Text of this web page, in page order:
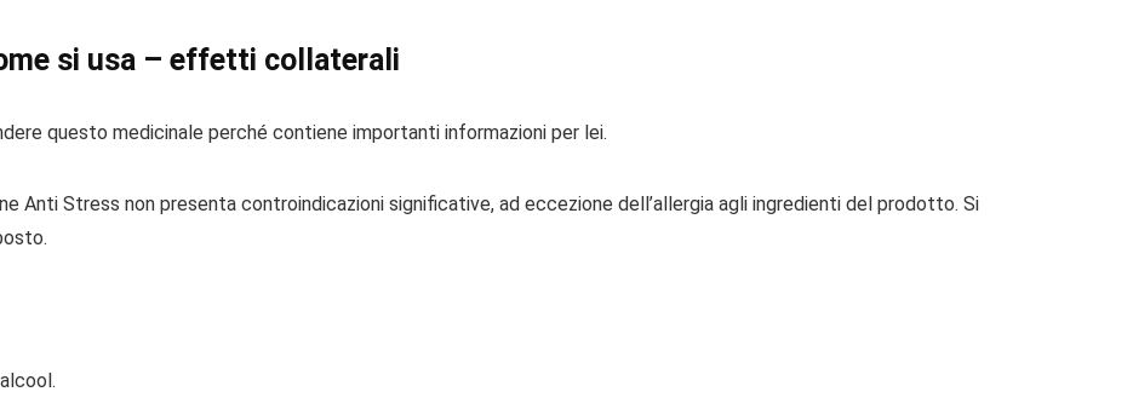
si usa – effetti collaterali
questo medicinale perché contiene importanti informazioni per lei.
Anti Stress non presenta controindicazioni significative, ad eccezione dell’allergia agli ingredienti del prodotto. Si